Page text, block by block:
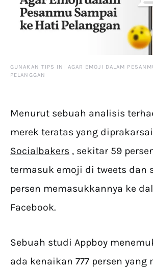
GUNAKAN TIPS INI AGAR EMOJI DALAM
PELANGGAN
Menurut sebuah analisis
merek teratas yang
Socialbakers , sekitar 59
termasuk emoji di tweets dan
persen memasukkannya ke
Facebook.
Sebuah studi Appboy
ada kenaikan 777 persen yang